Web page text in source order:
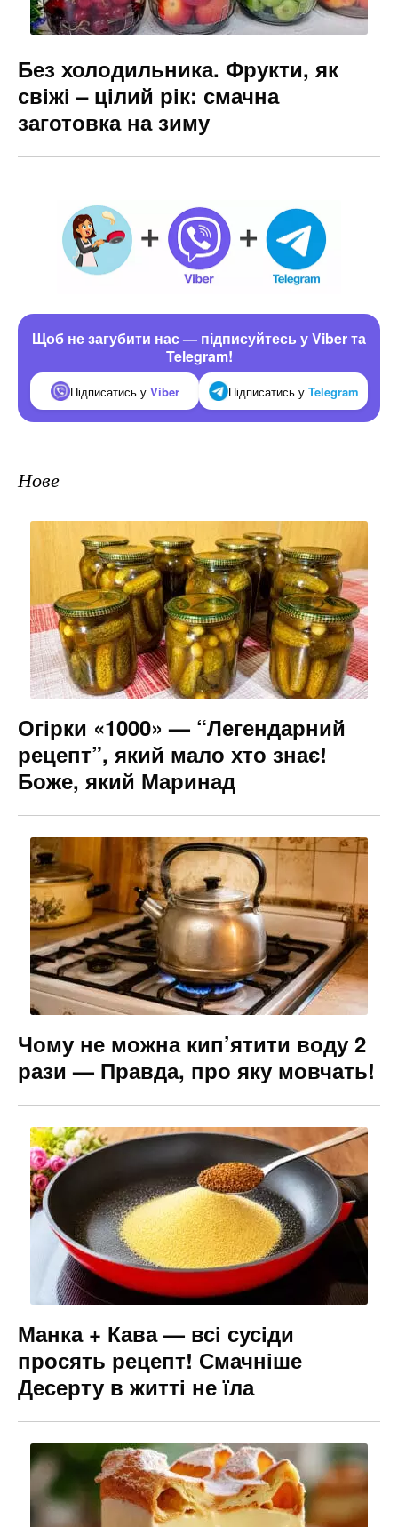
Без холодильника. Фрукти, як
свіжі – цілий рік: смачна
заготовка на зиму
Щоб не загубити нас — підписуйтесь у Viber та
Telegram!
Підписатись у Viber Підписатись у Telegram
Нове
Огірки «1000» — “Легендарний
рецепт”, який мало хто знає!
Боже, який Маринад
Чому не можна кип’ятити воду 2
рази — Правда, про яку мовчать!
Манка + Кава — всі сусіди
просять рецепт! Смачніше
Десерту в житті не їла